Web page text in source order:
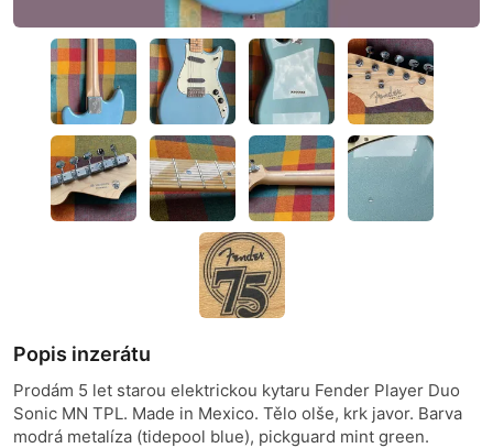
Popis inzerátu
Prodám 5 let starou elektrickou kytaru Fender Player Duo
Sonic MN TPL. Made in Mexico. Tělo olše, krk javor. Barva
modrá metalíza (tidepool blue), pickguard mint green.